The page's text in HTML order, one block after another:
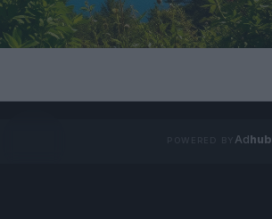
Adhub